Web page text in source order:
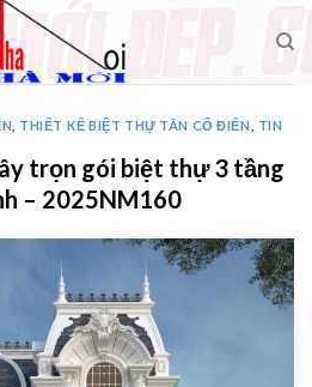
THIẾT KẾ BIỆT THỰ TÂN CỔ ĐIỂN
TIN
trọn gói biệt thự 3 tầng
– 2025NM160